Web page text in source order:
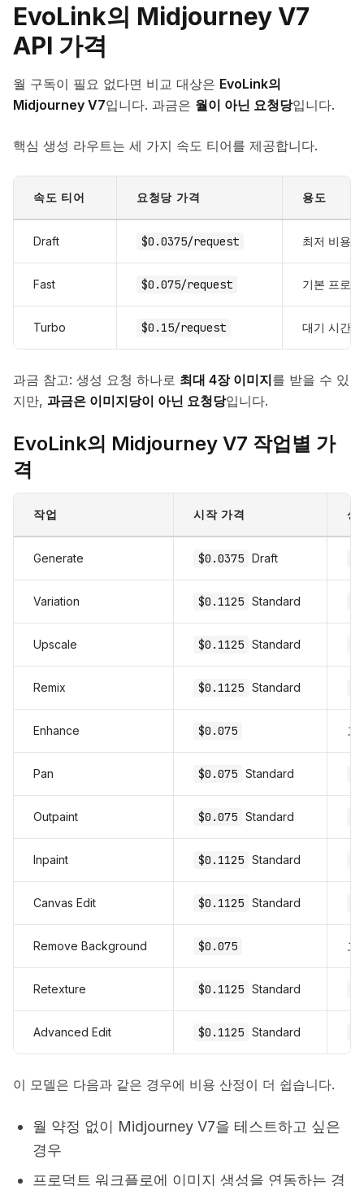
EvoLink의 Midjourney V7
API 가격
월 구독이 필요 없다면 비교 대상은 EvoLink의
Midjourney V7입니다. 과금은 월이 아닌 요청당입니다.
핵심 생성 라우트는 세 가지 속도 티어를 제공합니다.
속도 티어 요청당 가격 용도
Draft $0.0375/request 최저 비용
Fast $0.075/request 기본 프로
Turbo $0.15/request 대기 시간
과금 참고: 생성 요청 하나로 최대 4장 이미지를 받을 수 있
지만, 과금은 이미지당이 아닌 요청당입니다.
EvoLink의 Midjourney V7 작업별 가
격
작업 시작 가격 상
Generate $0.0375 Draft
Variation $0.1125 Standard
Upscale $0.1125 Standard
Remix $0.1125 Standard
Enhance $0.075 고
Pan $0.075 Standard
Outpaint $0.075 Standard
Inpaint $0.1125 Standard
Canvas Edit $0.1125 Standard
Remove Background $0.075 고
Retexture $0.1125 Standard
Advanced Edit $0.1125 Standard
이 모델은 다음과 같은 경우에 비용 산정이 더 쉽습니다.
월 약정 없이 Midjourney V7을 테스트하고 싶은
경우
프로덕트 워크플로에 이미지 생성을 연동하는 경